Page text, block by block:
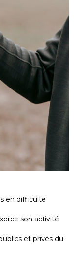
en difficulté
son activité
et privés du